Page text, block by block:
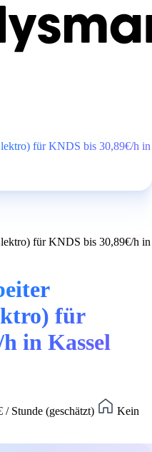
für KNDS bis 30,89€/h in
für KNDS bis 30,89€/h in
für
in Kassel
/ Stunde (geschätzt)
Kein